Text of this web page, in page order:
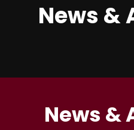
News &
News &